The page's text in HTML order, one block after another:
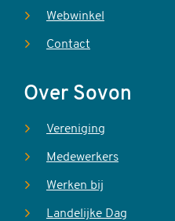
Webwinkel
Contact
Over Sovon
Vereniging
Medewerkers
Werken bij
Landelijke Dag